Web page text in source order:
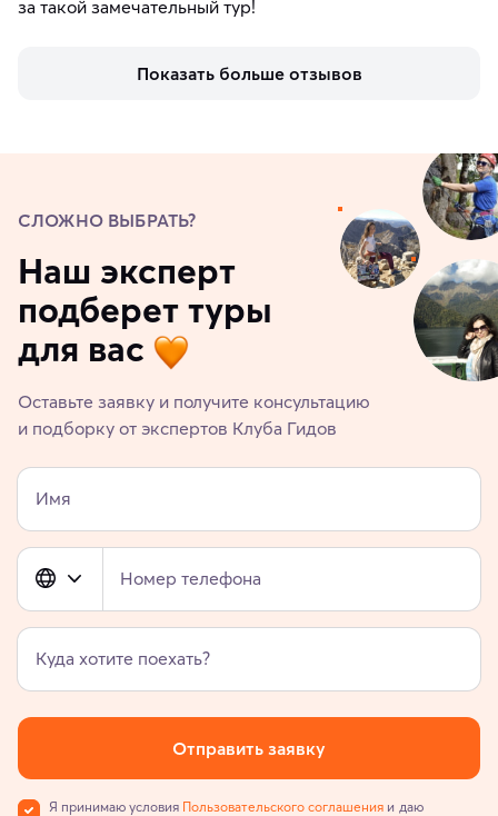
за такой замечательный тур!
Показать больше отзывов
СЛОЖНО ВЫБРАТЬ?
Наш эксперт
подберет туры
для вас
Оставьте заявку и получите консультацию
и подборку от экспертов Клуба Гидов
Имя
Номер телефона
Куда хотите поехать?
Отправить заявку
Я принимаю условия Пользовательского соглашения и даю